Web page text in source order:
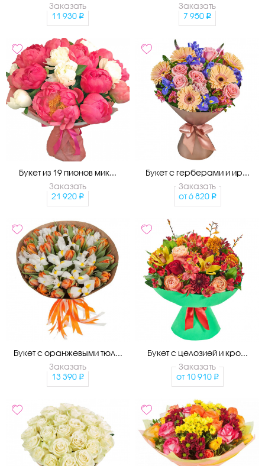
Заказать
11 930
Заказать
7 950
Букет из 19 пионов мик...
Заказать
21 920
Букет с герберами и ир...
Заказать
от 6 820
Букет с оранжевыми тюл...
Заказать
13 390
Букет с целозией и кро...
Заказать
от 10 910